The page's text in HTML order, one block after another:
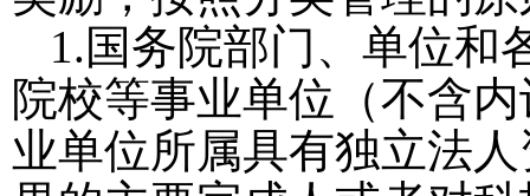
1.国务院部门、单位和
院校等事业单位（不含
业单位所属具有独立法